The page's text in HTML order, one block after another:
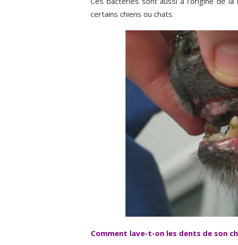
certains chiens ou chats.
Comment lave-t-on les dents de son